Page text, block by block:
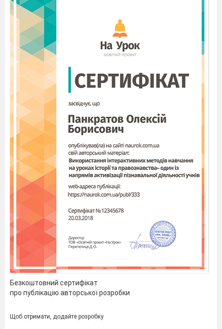
Безкоштовний сертифікат
про публікацію авторської розробки
Щоб отримати, додайте розробку